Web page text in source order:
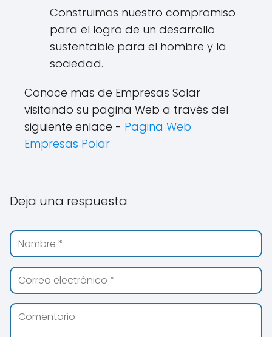
Construimos nuestro compromiso
para el logro de un desarrollo
sustentable para el hombre y la
sociedad.
Conoce mas de Empresas Solar
visitando su pagina Web a través del
siguiente enlace - Pagina Web
Empresas Polar
Deja una respuesta